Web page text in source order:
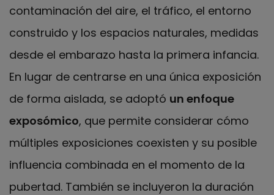
contaminación del aire, el tráfico, el entorno
construido y los espacios naturales, medidas
desde el embarazo hasta la primera infancia.
En lugar de centrarse en una única exposición
de forma aislada, se adoptó un enfoque
exposómico, que permite considerar cómo
múltiples exposiciones coexisten y su posible
influencia combinada en el momento de la
pubertad. También se incluyeron la duración